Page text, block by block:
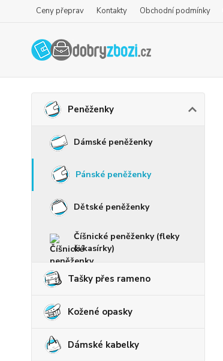
Ceny přeprav Kontakty Obchodní podmínky
Peněženky
Dámské peněženky
Pánské peněženky
Dětské peněženky
Číšnické peněženky (fleky
či kasírky)
Tašky přes rameno
Kožené opasky
Dámské kabelky